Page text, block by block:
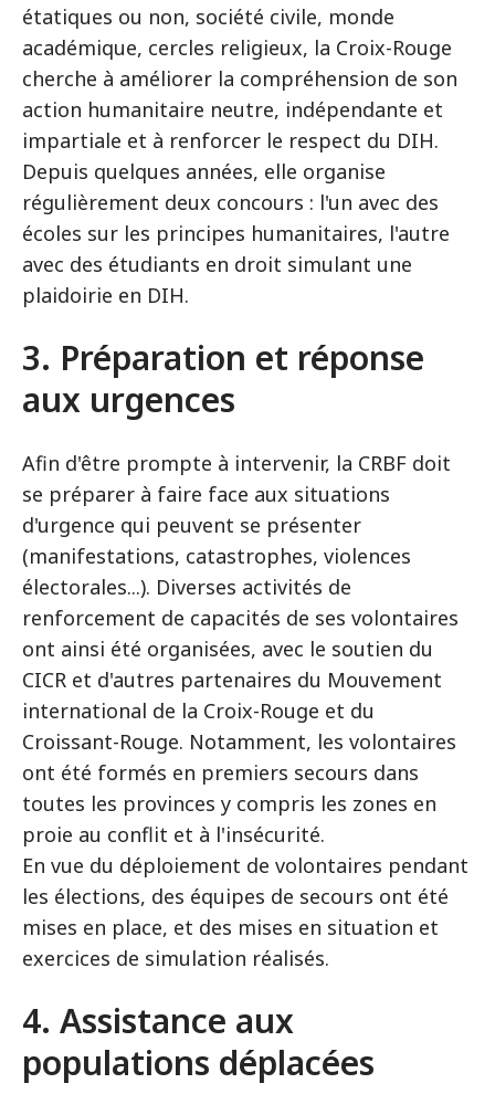
étatiques ou non, société civile, monde
académique, cercles religieux, la Croix-Rouge
cherche à améliorer la compréhension de son
action humanitaire neutre, indépendante et
impartiale et à renforcer le respect du DIH.
Depuis quelques années, elle organise
régulièrement deux concours : l'un avec des
écoles sur les principes humanitaires, l'autre
avec des étudiants en droit simulant une
plaidoirie en DIH.
3. Préparation et réponse
aux urgences
Afin d'être prompte à intervenir, la CRBF doit
se préparer à faire face aux situations
d'urgence qui peuvent se présenter
(manifestations, catastrophes, violences
électorales...). Diverses activités de
renforcement de capacités de ses volontaires
ont ainsi été organisées, avec le soutien du
CICR et d'autres partenaires du Mouvement
international de la Croix-Rouge et du
Croissant-Rouge. Notamment, les volontaires
ont été formés en premiers secours dans
toutes les provinces y compris les zones en
proie au conflit et à l'insécurité.
En vue du déploiement de volontaires pendant
les élections, des équipes de secours ont été
mises en place, et des mises en situation et
exercices de simulation réalisés.
4. Assistance aux
populations déplacées